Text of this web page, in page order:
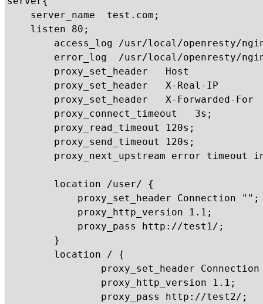
access_log /usr/local/openresty/
error_log  /usr/local/openresty/
proxy_set_header   Host
proxy_set_header   X-Real-IP
proxy_set_header   X-Forwarded-For
        proxy_connect_timeout   3s;
        proxy_read_timeout 120s;
        proxy_send_timeout 120s;
proxy_next_upstream error timeout
        location /user/ {
        location / {
proxy_set_header Connection
                proxy_http_version 1.1;
                proxy_pass http://test2/;